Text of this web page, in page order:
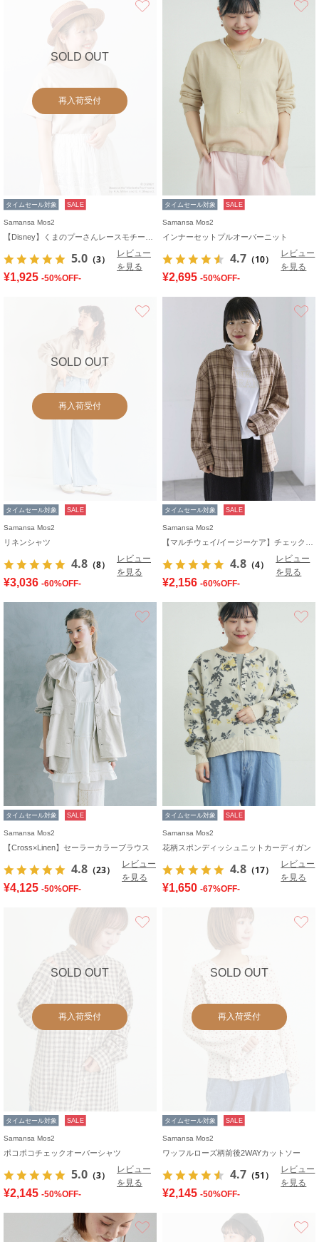
SOLD OUT
再入荷受付
タイムセール対象 SALE
Samansa Mos2
5.0 （3）
レビュー
を見る
¥1,925 -50%OFF-
タイムセール対象 SALE
Samansa Mos2
インナーセットプルオーバーニット
4.7 （10）
レビュー
を見る
¥2,695 -50%OFF-
SOLD OUT
再入荷受付
タイムセール対象 SALE
Samansa Mos2
リネンシャツ
4.8 （8）
レビュー
を見る
¥3,036 -60%OFF-
タイムセール対象 SALE
Samansa Mos2
4.8 （4）
レビュー
を見る
¥2,156 -60%OFF-
タイムセール対象 SALE
Samansa Mos2
【Cross×Linen】セーラーカラーブラウス
4.8 （23）
レビュー
を見る
¥4,125 -50%OFF-
タイムセール対象 SALE
Samansa Mos2
花柄スポンディッシュニットカーディガン
4.8 （17）
レビュー
を見る
¥1,650 -67%OFF-
SOLD OUT
再入荷受付
タイムセール対象 SALE
Samansa Mos2
ポコポコチェックオーバーシャツ
5.0 （3）
レビュー
を見る
¥2,145 -50%OFF-
SOLD OUT
再入荷受付
タイムセール対象 SALE
Samansa Mos2
ワッフルローズ柄前後2WAYカットソー
4.7 （51）
レビュー
を見る
¥2,145 -50%OFF-